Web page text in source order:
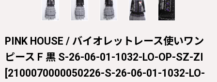
PINK HOUSE / バイオレットレース使いワン
ピース F 黒 S-26-06-01-1032-LO-OP-SZ-ZI
[2100070000050226-S-26-06-01-1032-LO-